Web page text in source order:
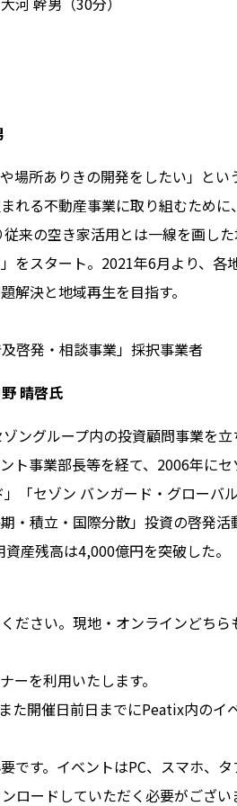
場所ありきの開発をしたい」と
れる不動産事業に取り組むため
来の空き家活用とは一線を画し
をスタート。2021年6月より、各
解決と地域再生を目指す。
啓発・相談事業」採択事業者
晴啓氏
ングループ内の投資顧問事業を
ト事業部長等を経て、2006年に
「セゾン バンガード・グローバ
・積立・国際分散」投資の啓発活
産残高は4,000億円を突破した。
ださい。現地・オンラインどち
ーを利用いたします。
た開催日前日までにPeatix内のイ
す。イベントはPC、スマホ、
ロードしていただく必要がござい